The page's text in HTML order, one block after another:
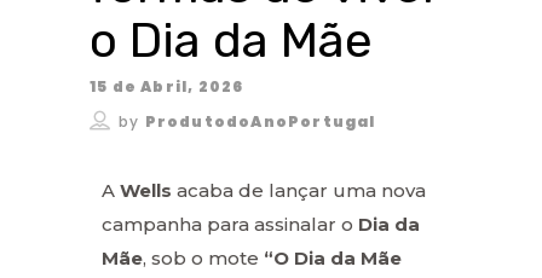
o Dia da Mãe
15 de Abril, 2026
by ProdutodoAnoPortugal
A Wells acaba de lançar uma nova
campanha para assinalar o Dia da
Mãe, sob o mote “O Dia da Mãe